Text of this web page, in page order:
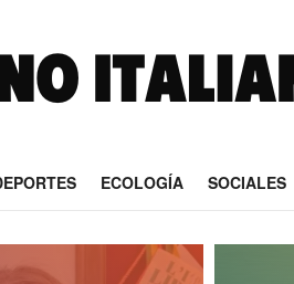
ECOLOGÍA SOCIALES